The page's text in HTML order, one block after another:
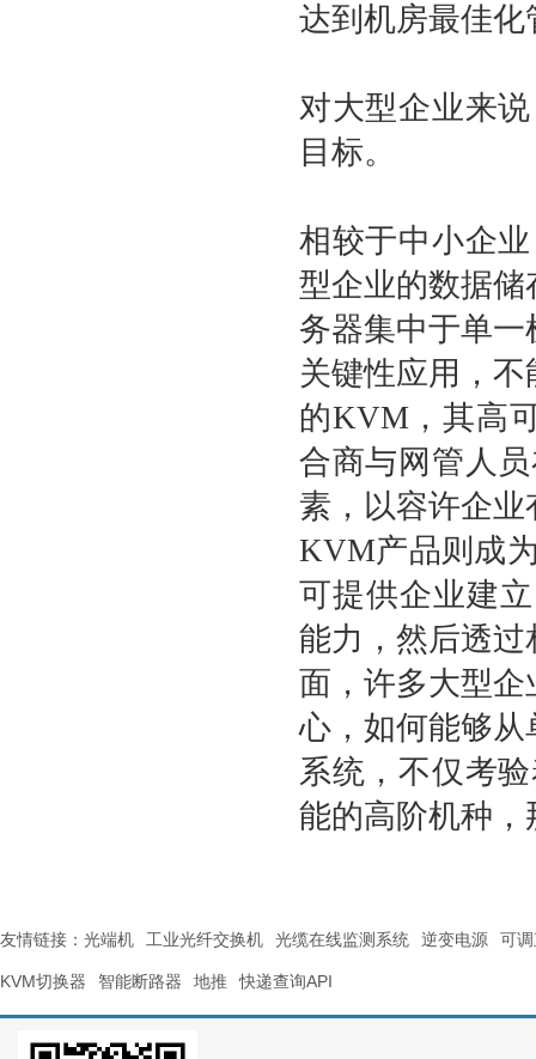
达到机房最佳
对大型企业来
目标。
相较于中小企
型企业的数据
务器集中于单
关键性应用，
的KVM，其高
合商与网管人
素，以容许企
KVM产品则成
可提供企业建立
能力，然后透
面，许多大型
心，如何能够
系统，不仅考
能的高阶机种，
友情链接： 光端机 工业光纤交换机 光缆在线监测系统 逆变电源 可
KVM切换器 智能断路器 地推 快递查询API